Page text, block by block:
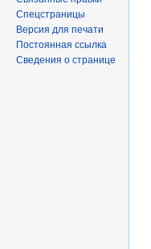
Спецстраницы
Версия для печати
Постоянная ссылка
Сведения о странице